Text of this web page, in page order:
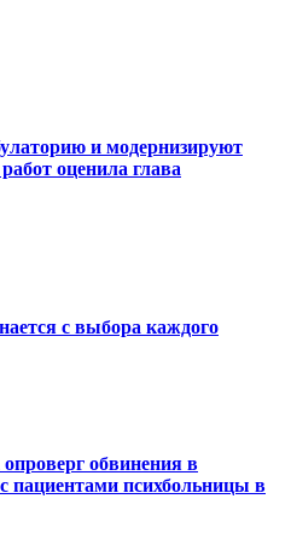
и модернизируют
оценила глава
с выбора каждого
обвинения в
пациентами психбольницы в